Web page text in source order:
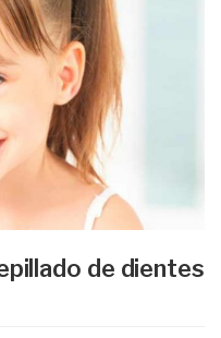
de dientes